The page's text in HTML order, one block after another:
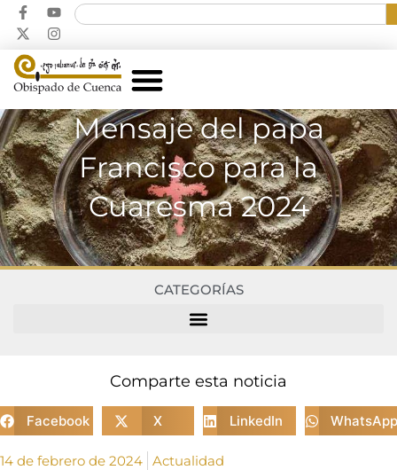
Mensaje del papa
Francisco para la
Cuaresma 2024
CATEGORÍAS
Comparte esta noticia
Facebook X LinkedIn WhatsApp
14 de febrero de 2024 Actualidad